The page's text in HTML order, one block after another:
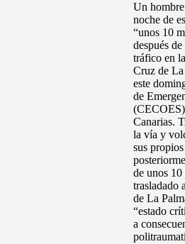
Un
noche de
“unos 10
después
tráfico en
Cruz de
este
de
Canarias.
la vía y
sus
de unos
trasladado
de La
“estado
a